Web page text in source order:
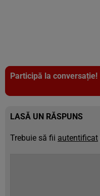
Participă la conversație!
LASĂ UN RĂSPUNS
Trebuie să fii autentificat